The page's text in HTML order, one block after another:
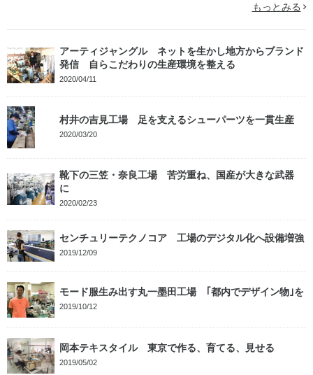
もっとみる
アーティジャングル ネットを生かし地方からブランド
発信 自らこだわりの生産環境を整える
2020/04/11
村井の吉見工場 足を支えるシューパーツを一貫生産
2020/03/20
靴下の三笠・奈良工場 苦労重ね、国産が大きな武器
に
2020/02/23
センチュリーテクノコア 工場のデジタル化へ設備増強
2019/12/09
モード服生み出す丸一墨田工場 ｢都内でデザイン物｣を
2019/10/12
岡本テキスタイル 東京で作る、育てる、見せる
2019/05/02